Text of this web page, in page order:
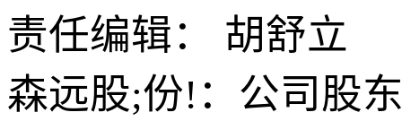
责任编辑： 胡舒立
森远股;份!：公司股